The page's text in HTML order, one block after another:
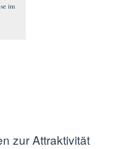
im
zur Attraktivität